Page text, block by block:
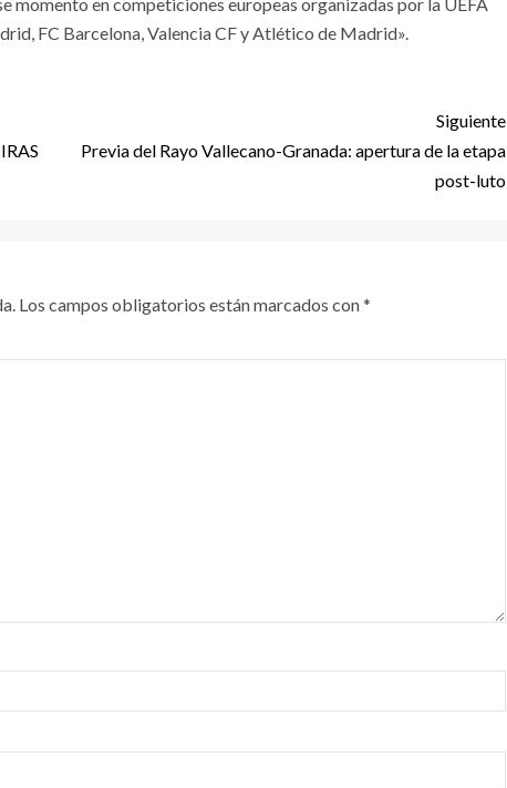
FC Barcelona, Valencia CF y Atlético de Madrid».
Siguiente
Previa del Rayo Vallecano-Granada: apertura de la etapa
post-luto
Los campos obligatorios están marcados con*